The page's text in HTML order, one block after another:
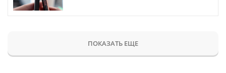
ПОКАЗАТЬ ЕЩЕ